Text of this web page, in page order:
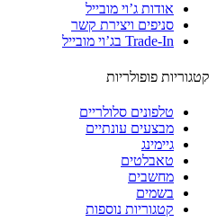
אודות ג’וי מובייל
סניפים ויצירת קשר
Trade-In בג’וי מובייל
פופולריות
טלפונים סלולריים
מבצעים עונתיים
גיימינג
טאבלטים
מחשבים
בשמים
קטגוריות נוספות